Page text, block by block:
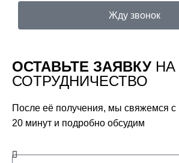
Жду звонок
ОСТАВЬТЕ ЗАЯВКУ НА
СОТРУДНИЧЕСТВО
После её получения, мы свяжемся с
20 минут и подробно обсудим